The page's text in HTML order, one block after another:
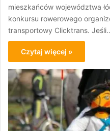
mieszkańców województwa
konkursu rowerowego
transportowy Clicktrans.
Czytaj więcej »